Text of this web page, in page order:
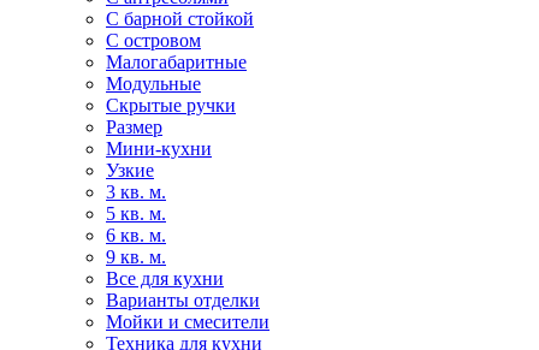
С барной стойкой
С островом
Малогабаритные
Модульные
Скрытые ручки
Размер
Мини-кухни
Узкие
3 кв. м.
5 кв. м.
6 кв. м.
9 кв. м.
Все для кухни
Варианты отделки
Мойки и смесители
Техника для кухни